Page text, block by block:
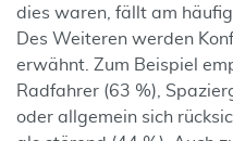
dies waren, fällt am
Des Weiteren werden
erwähnt. Zum Beispiel
Radfahrer (63 %),
oder allgemein sich